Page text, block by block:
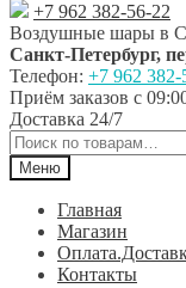
+7 962 382-56-22
Воздушные шары в
Санкт-Петербург,
Телефон: +7 962 382-
Приём заказов с
Доставка 24/7
Искать:
Меню
Главная
Магазин
Контакты